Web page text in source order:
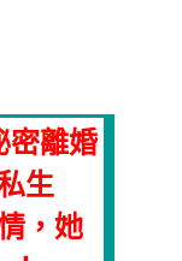
密離婚
生
，她